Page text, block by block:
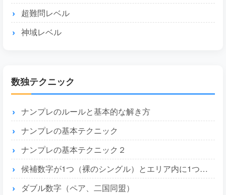
超難問レベル
神域レベル
数独テクニック
ナンプレのルールと基本的な解き方
ナンプレの基本テクニック
ナンプレの基本テクニック２
候補数字が1つ（裸のシングル）とエリア内に1つ（隠れたシングル）
ダブル数字（ペア、二国同盟）